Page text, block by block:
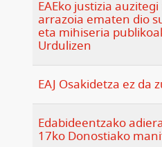
EAEko justizia
arrazoia ematen dio
eta mihiseria
Urdulizen
EAJ Osakidetza ez da
Edabideentzako
17ko Donostiako